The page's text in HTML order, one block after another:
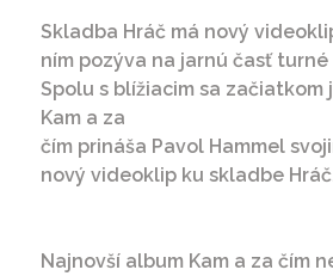
Skladba Hráč má nový
ním pozýva na jarnú časť turné
Spolu s blížiacim sa
Kam a za
čím prináša Pavol Hammel
nový videoklip ku skladbe
Najnovší album Kam a za čím